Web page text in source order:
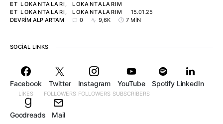
ET LOKANTALARI
LOKANTALARIM
ET LOKANTALARI
LOKANTALARIM
15.01.25
DEVRIM ALP ARTAM
0 9,6K 7 MIN
SOCIAL LINKS
Facebook
LIKES
Twitter
FOLLOWERS
Instagram
FOLLOWERS
YouTube
SUBSCRIBERS
Spotify LinkedIn
Goodreads Mail